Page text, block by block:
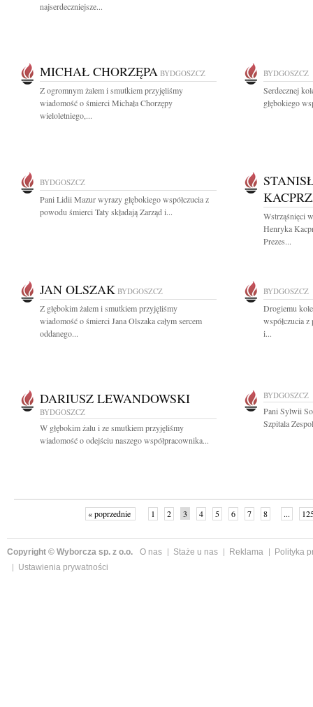
najserdeczniejsze...
MICHAŁ CHORZĘPA BYDGOSZCZ
Z ogromnym żalem i smutkiem przyjęliśmy
wiadomość o śmierci Michała Chorzępy
wieloletniego,...
BYDGOSZCZ
Serdecznej
głębokiego
BYDGOSZCZ
Pani Lidii Mazur wyrazy głębokiego współczucia z
powodu śmierci Taty składają Zarząd i...
Wstrząśnięci
Henryka
Prezes...
JAN OLSZAK BYDGOSZCZ
Z głębokim żalem i smutkiem przyjęliśmy
wiadomość o śmierci Jana Olszaka całym sercem
oddanego...
BYDGOSZCZ
Drogiemu
współczucia
i...
DARIUSZ LEWANDOWSKI
BYDGOSZCZ
W głębokim żalu i ze smutkiem przyjęliśmy
wiadomość o odejściu naszego współpracownika...
BYDGOSZCZ
Pani Sylwii
Szpitala
« poprzednie 1 2 3 4 5 6 7 8 ...
Copyright © Wyborcza sp. z o.o. O nas Staże u nas Reklama
Polityka
Ustawienia prywatności